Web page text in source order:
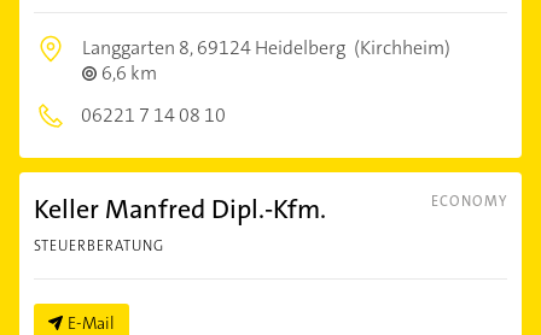
Langgarten 8,69124 Heidelberg (Kirchheim)
6,6 km
06221 7 14 08 10
ECONOMY
Keller Manfred Dipl.-Kfm.
STEUERBERATUNG
E-Mail